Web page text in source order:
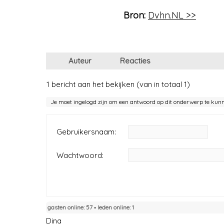
Bron: Dvhn.NL >>
Auteur Reacties
1 bericht aan het bekijken (van in totaal 1)
Je moet ingelogd zijn om een antwoord op dit onderwerp te
Gebruikersnaam:
Wachtwoord:
gasten online: 57 ▪︎ leden online: 1
Dina